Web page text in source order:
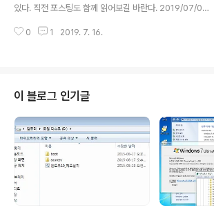
있다. 직전 포스팅도 함께 읽어보길 바란다. 2019/07/09
은 diffencing vdi 파일의 용량이 많이 커졌을 경우 zero
화 하기 현재 BlueStacks 내부 저장 공간은 36.6GB를
사용하고 있는 것으로 표시되지만, 실제 Data_0.vdi 파일
의 사이즈는 67.8GB에 육박하고 있다. 따라서 Data_0.v
di 파일의 크기를 36.6GB에 가깝게 줄여보는 것..
0 1 2019. 7. 16.
이 블로그 인기글